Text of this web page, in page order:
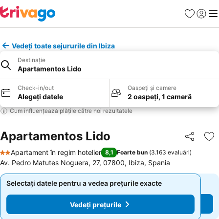
Favorite
Vedeți toate sejururile din Ibiza
Destinație
Apartamentos Lido
Check-in/out
Alegeți datele
Oaspeți și camere
2 oaspeți, 1 cameră
Cum influențează plățile către noi rezultatele
Apartamentos Lido Distribuiți
2 Stele
Apartament în regim hotelier 8,1 Foarte bun (3.163 evaluări)
Av. Pedro Matutes Noguera, 27, 07800, Ibiza, Spania
Selectați datele pentru a vedea prețurile exacte
Vedeți prețurile
Selectați datele pentru a vedea prețurile exacte
Vedeți prețurile